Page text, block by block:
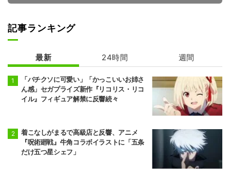
地獄先生ぬ～べ
～ 第2クール
地獄楽 第2期
記事ランキング
最新 24時間 週間
「バチクソに可愛い」「かっこいいお姉さ
ん感」セガプライズ新作『リコリス・リコ
イル』フィギュア解禁に反響続々
着こなしがまるで高級店と反響、アニメ
『呪術廻戦』牛角コラボイラストに「五条
だけ五つ星シェフ」